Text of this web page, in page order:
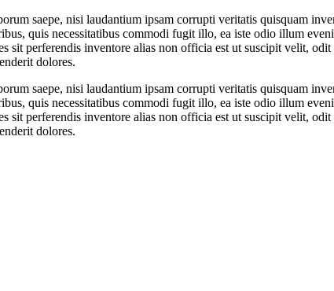
saepe, nisi laudantium ipsam corrupti veritatis quisquam
quis necessitatibus commodi fugit illo, ea iste odio illum
sit perferendis inventore alias non officia est ut suscipit velit,
dolores.
saepe, nisi laudantium ipsam corrupti veritatis quisquam
quis necessitatibus commodi fugit illo, ea iste odio illum
sit perferendis inventore alias non officia est ut suscipit velit,
dolores.